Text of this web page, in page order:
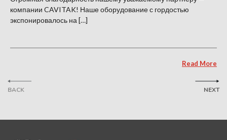
BACK
компании CAVITAK! Наше оборудование с гордостью
экспонировалось на […]
Read More
NEXT